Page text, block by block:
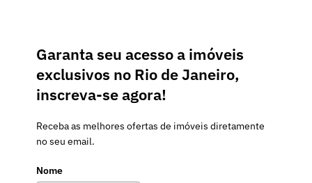
Garanta seu acesso a imóveis
exclusivos no Rio de Janeiro,
inscreva-se agora!
Receba as melhores ofertas de imóveis diretamente
no seu email.
Nome